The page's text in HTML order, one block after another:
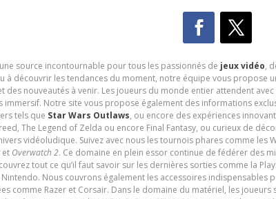
source incontournable pour tous les passionnés de jeux vidéo,
à découvrir les tendances du moment, notre équipe vous propose
des nouveautés à venir. Les joueurs du monde entier attendent
Notre site vous propose également des informations
tels que Star Wars Outlaws, ou encore des expériences
The Legend of Zelda ou encore Final Fantasy, ou curieux de
vidéoludique. Suivez avec nous les tournois phares comme les
et Overwatch 2. Ce domaine en plein essor continue de fédérer des
tout ce qu’il faut savoir sur les dernières sorties comme la
Nous couvrons également les accessoires
comme Razer et Corsair. Dans le domaine du matériel, les joueurs